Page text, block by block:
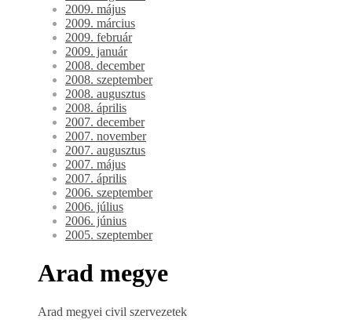
2009. május
2009. március
2009. február
2009. január
2008. december
2008. szeptember
2008. augusztus
2008. április
2007. december
2007. november
2007. augusztus
2007. május
2007. április
2006. szeptember
2006. július
2006. június
2005. szeptember
Arad megye
Arad megyei civil szervezetek